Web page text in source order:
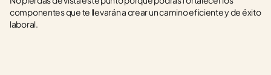
componentes que te llevarán a crear un camino eficiente y de éxito
laboral.